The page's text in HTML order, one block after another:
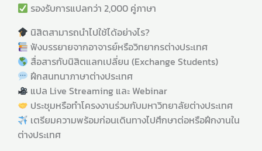
รองรับการแปลกว่า 2,000 คู่ภาษา
นิสิตสามารถนำไปใช้ได้อย่างไร?
ฟังบรรยายจากอาจารย์หรือวิทยากรต่างประเทศ
สื่อสารกับนิสิตแลกเปลี่ยน (Exchange Students)
ฝึกสนทนาภาษาต่างประเทศ
แปล Live Streaming และ Webinar
ประชุมหรือทำโครงงานร่วมกับมหาวิทยาลัยต่างประเทศ
เตรียมความพร้อมก่อนเดินทางไปศึกษาต่อหรือฝึกงานใน
ต่างประเทศ